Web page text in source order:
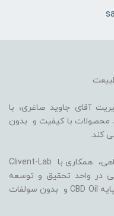
آقای جاوید صاغری، با
محصولات با کیفیت و بدون
کند.
ما با بهره گیری از سلول های بنیادی گیاهی، همکاری با Clivent-Lab
در واحد تحقیق و توسعه
(R&D)، فرمولاسیون منحصر به فردی بر پایه CBD Oil و بدون سولفات